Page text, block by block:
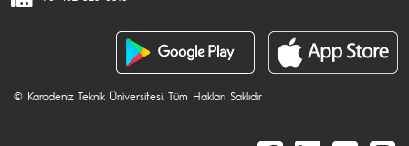
© Karadeniz Teknik Üniversitesi. Tüm Hakları Saklıdır